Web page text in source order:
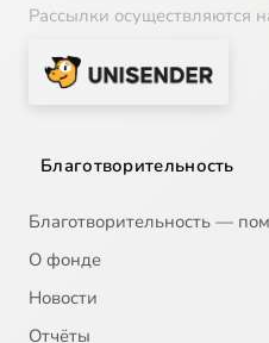
Рассылки осуществляются
Благотворительность
Благотворительность —
О фонде
Новости
Отчёты